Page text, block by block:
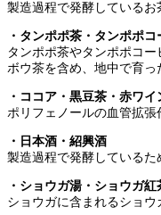
製造過程で発酵しているお
・タンポポ茶・タンポポ
タンポポ茶やタンポポコ
ボウ茶を含め、地中で育っ
・ココア・黒豆茶・赤ワイ
ポリフェノールの血管拡張
・日本酒・紹興酒
製造過程で発酵しているた
・ショウガ湯・ショウガ紅
ショウガに含まれるショウ